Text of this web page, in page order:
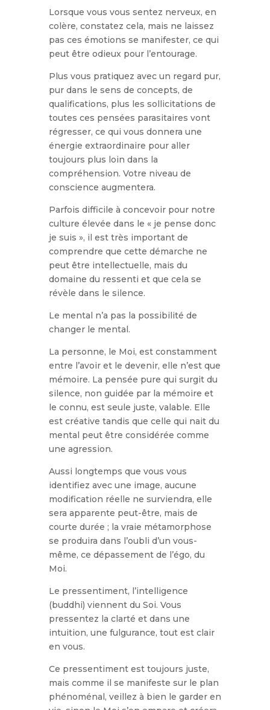
Lorsque vous vous sentez nerveux, en
colère, constatez cela, mais ne laissez
pas ces émotions se manifester, ce qui
peut être odieux pour l’entourage.
Plus vous pratiquez avec un regard pur,
pur dans le sens de concepts, de
qualifications, plus les sollicitations de
toutes ces pensées parasitaires vont
régresser, ce qui vous donnera une
énergie extraordinaire pour aller
toujours plus loin dans la
compréhension. Votre niveau de
conscience augmentera.
Parfois difficile à concevoir pour notre
culture élevée dans le « je pense donc
je suis », il est très important de
comprendre que cette démarche ne
peut être intellectuelle, mais du
domaine du ressenti et que cela se
révèle dans le silence.
Le mental n’a pas la possibilité de
changer le mental.
La personne, le Moi, est constamment
entre l’avoir et le devenir, elle n’est que
mémoire. La pensée pure qui surgit du
silence, non guidée par la mémoire et
le connu, est seule juste, valable. Elle
est créative tandis que celle qui nait du
mental peut être considérée comme
une agression.
Aussi longtemps que vous vous
identifiez avec une image, aucune
modification réelle ne surviendra, elle
sera apparente peut-être, mais de
courte durée ; la vraie métamorphose
se produira dans l’oubli d’un vous-
même, ce dépassement de l’égo, du
Moi.
Le pressentiment, l’intelligence
(buddhi) viennent du Soi. Vous
pressentez la clarté et dans une
intuition, une fulgurance, tout est clair
en vous.
Ce pressentiment est toujours juste,
mais comme il se manifeste sur le plan
phénoménal, veillez à bien le garder en